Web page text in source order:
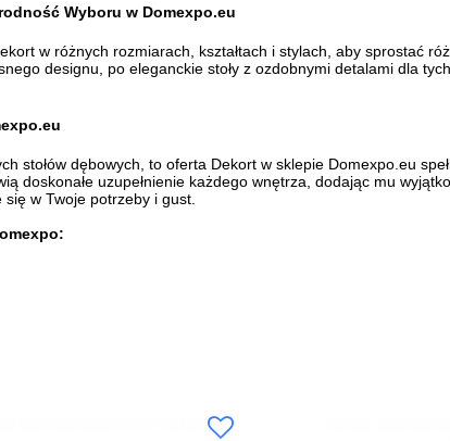
Wyboru w Domexpo.eu
w różnych rozmiarach, kształtach i stylach, aby sprostać
designu, po eleganckie stoły z ozdobnymi detalami dla
stołów dębowych, to oferta Dekort w sklepie Domexpo.eu
doskonałe uzupełnienie każdego wnętrza, dodając mu
w Twoje potrzeby i gust.